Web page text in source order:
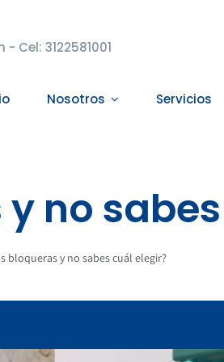
Cel: 3122581001
Nosotros Servicios
no
bloqueras y no sabes cuál elegir?